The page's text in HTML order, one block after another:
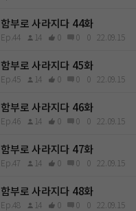
함부로 사라지다 44화
Ep.44 14 0 0 0 22.09.15
함부로 사라지다 45화
Ep.45 14 0 0 0 22.09.15
함부로 사라지다 46화
Ep.46 14 0 0 0 22.09.15
함부로 사라지다 47화
Ep.47 14 0 0 0 22.09.15
함부로 사라지다 48화
Ep.48 14 0 0 0 22.09.15